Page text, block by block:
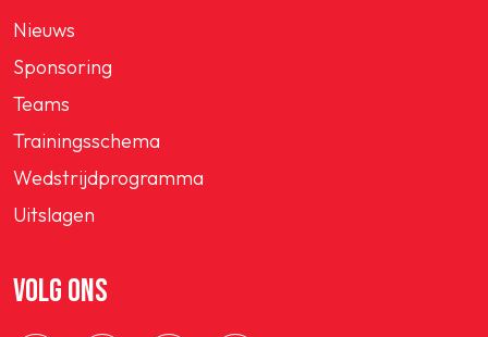
Nieuws
Sponsoring
Teams
Trainingsschema
Wedstrijdprogramma
Uitslagen
VOLG ONS